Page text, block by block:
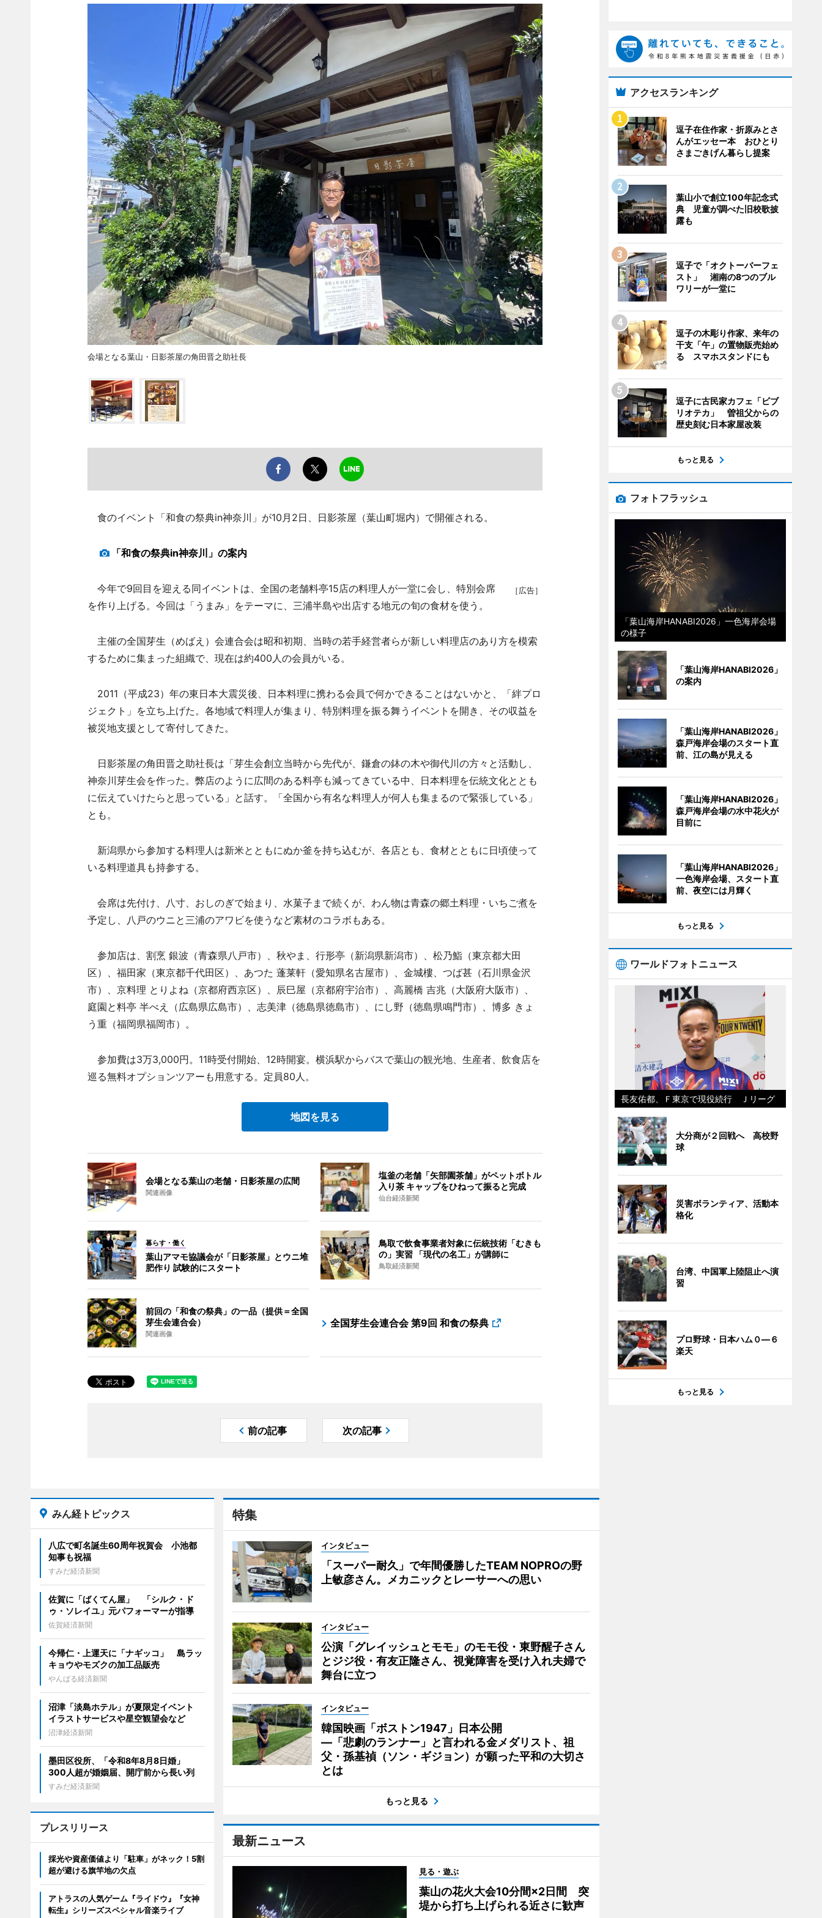
会場となる葉山・日影茶屋の角田晋之助社長
食のイベント「和食の祭典in神奈川」が10月2日、日影茶屋（葉山町堀内）で開催される。
「和食の祭典in神奈川」の案内
［広告］
今年で9回目を迎える同イベントは、全国の老舗料亭15店の料理人が一堂に会し、特別会席
を作り上げる。今回は「うまみ」をテーマに、三浦半島や出店する地元の旬の食材を使う。
主催の全国芽生（めばえ）会連合会は昭和初期、当時の若手経営者らが新しい料理店のあり方を模索
するために集まった組織で、現在は約400人の会員がいる。
2011（平成23）年の東日本大震災後、日本料理に携わる会員で何かできることはないかと、「絆プロ
ジェクト」を立ち上げた。各地域で料理人が集まり、特別料理を振る舞うイベントを開き、その収益を
被災地支援として寄付してきた。
日影茶屋の角田晋之助社長は「芽生会創立当時から先代が、鎌倉の鉢の木や御代川の方々と活動し、
神奈川芽生会を作った。弊店のように広間のある料亭も減ってきている中、日本料理を伝統文化ととも
に伝えていけたらと思っている」と話す。「全国から有名な料理人が何人も集まるので緊張している」
とも。
新潟県から参加する料理人は新米とともにぬか釜を持ち込むが、各店とも、食材とともに日頃使って
いる料理道具も持参する。
会席は先付け、八寸、おしのぎで始まり、水菓子まで続くが、わん物は青森の郷土料理・いちご煮を
予定し、八戸のウニと三浦のアワビを使うなど素材のコラボもある。
参加店は、割烹 銀波（青森県八戸市）、秋やま、行形亭（新潟県新潟市）、松乃鮨（東京都大田
区）、福田家（東京都千代田区）、あつた 蓬莱軒（愛知県名古屋市）、金城樓、つば甚（石川県金沢
市）、京料理 とりよね（京都府西京区）、辰巳屋（京都府宇治市）、高麗橋 吉兆（大阪府大阪市）、
庭園と料亭 半べえ（広島県広島市）、志美津（徳島県徳島市）、にし野（徳島県鳴門市）、博多 きょ
う重（福岡県福岡市）。
参加費は3万3,000円。11時受付開始、12時開宴。横浜駅からバスで葉山の観光地、生産者、飲食店を
巡る無料オプションツアーも用意する。定員80人。
地図を見る
会場となる葉山の老舗・日影茶屋の広間
関連画像
塩釜の老舗「矢部園茶舗」がペットボトル
入り茶 キャップをひねって振ると完成
仙台経済新聞
暮らす・働く
葉山アマモ協議会が「日影茶屋」とウニ堆
肥作り 試験的にスタート
鳥取で飲食事業者対象に伝統技術「むきも
の」実習 「現代の名工」が講師に
鳥取経済新聞
前回の「和食の祭典」の一品（提供＝全国
芽生会連合会）
関連画像
全国芽生会連合会 第9回 和食の祭典
前の記事 次の記事
特集
インタビュー
「スーパー耐久」で年間優勝したTEAM NOPROの野
上敏彦さん。メカニックとレーサーへの思い
インタビュー
公演「グレイッシュとモモ」のモモ役・東野醒子さん
とジジ役・有友正隆さん、視覚障害を受け入れ夫婦で
舞台に立つ
インタビュー
韓国映画「ボストン1947」日本公開
―「悲劇のランナー」と言われる金メダリスト、祖
父・孫基禎（ソン・ギジョン）が願った平和の大切さ
とは
もっと見る
最新ニュース
見る・遊ぶ
葉山の花火大会10分間×2日間 突
堤から打ち上げられる近さに歓声
みん経トピックス
八広で町名誕生60周年祝賀会 小池都
知事も祝福
すみだ経済新聞
佐賀に「ばくてん屋」 「シルク・ド
ゥ・ソレイユ」元パフォーマーが指導
佐賀経済新聞
今帰仁・上運天に「ナギッコ」 島ラッ
キョウやモズクの加工品販売
やんばる経済新聞
沼津「淡島ホテル」が夏限定イベント
イラストサービスや星空観望会など
沼津経済新聞
墨田区役所、「令和8年8月8日婚」
300人超が婚姻届、開庁前から長い列
すみだ経済新聞
プレスリリース
採光や資産価値より「駐車」がネック！5割
超が避ける旗竿地の欠点
アトラスの人気ゲーム『ライドウ』『女神
転生』シリーズスペシャル音楽ライブ
アクセスランキング
逗子在住作家・折原みとさ
んがエッセー本 おひとり
さまごきげん暮らし提案
葉山小で創立100年記念式
典 児童が調べた旧校歌披
露も
逗子で「オクトーバーフェ
スト」 湘南の8つのブル
ワリーが一堂に
逗子の木彫り作家、来年の
干支「午」の置物販売始め
る スマホスタンドにも
逗子に古民家カフェ「ビブ
リオテカ」 曽祖父からの
歴史刻む日本家屋改装
もっと見る
フォトフラッシュ
「葉山海岸HANABI2026」一色海岸会場
の様子
「葉山海岸HANABI2026」
の案内
「葉山海岸HANABI2026」
森戸海岸会場のスタート直
前、江の島が見える
「葉山海岸HANABI2026」
森戸海岸会場の水中花火が
目前に
「葉山海岸HANABI2026」
一色海岸会場、スタート直
前、夜空には月輝く
もっと見る
ワールドフォトニュース
長友佑都、Ｆ東京で現役続行 Ｊリーグ
大分商が２回戦へ 高校野
球
災害ボランティア、活動本
格化
台湾、中国軍上陸阻止へ演
習
プロ野球・日本ハム０―６
楽天
もっと見る